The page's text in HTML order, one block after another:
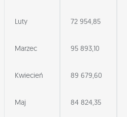
Luty 72 954,85
Marzec 95 893,10
Kwiecień 89 679,60
Maj 84 824,35